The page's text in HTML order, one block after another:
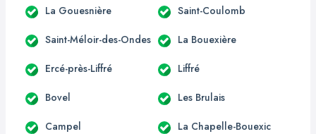
La Gouesnière Saint-Coulomb
Saint-Méloir-des-Ondes La Bouexière
Ercé-près-Liffré Liffré
Bovel Les Brulais
Campel La Chapelle-Bouexic